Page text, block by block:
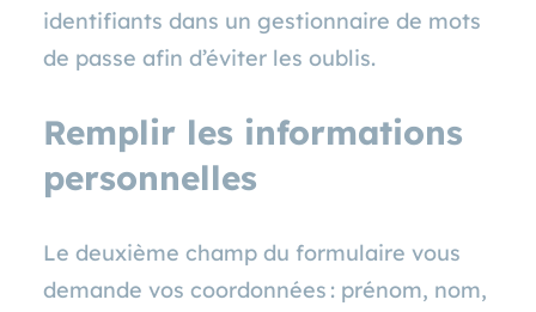
identifiants dans un gestionnaire de mots
de passe afin d’éviter les oublis.
Remplir les informations
personnelles
Le deuxième champ du formulaire vous
demande vos coordonnées : prénom, nom,